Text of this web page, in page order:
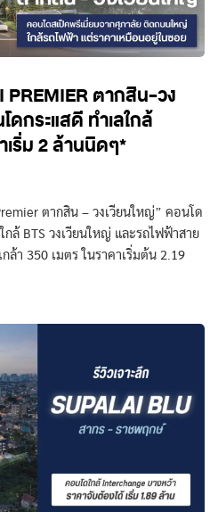
PREMIER ตากสิน-วง
กระแสดี ทำเลใกล้
เริ่ม 2 ล้านนิดๆ*
ตากสิน – วงเวียนใหญ่” คอนโด
ล้ BTS วงเวียนใหญ่ และรถไฟฟ้าสาย
ล้า 350 เมตร ในราคาเริ่มต้น 2.19